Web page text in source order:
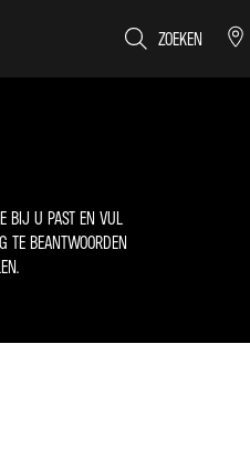
ZOEKEN
BIJ U PAST EN VUL
TE BEANTWOORDEN